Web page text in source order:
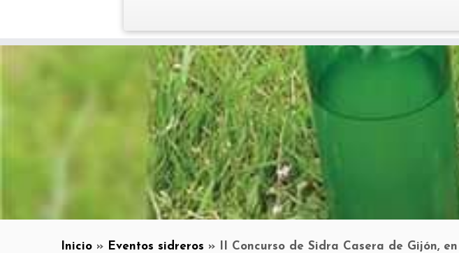
Inicio » Eventos sidreros » II Concurso de Sidra Casera de Gijón,